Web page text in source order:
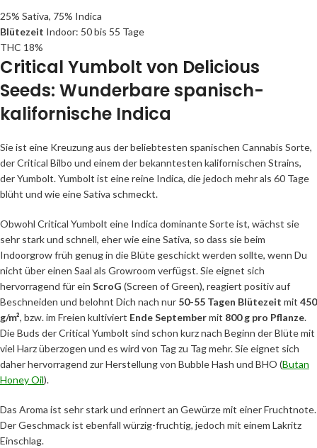
25% Sativa, 75% Indica
Blütezeit Indoor: 50 bis 55 Tage
THC 18%
Critical Yumbolt von Delicious
Seeds: Wunderbare spanisch-
kalifornische Indica
Sie ist eine Kreuzung aus der beliebtesten spanischen Cannabis Sorte,
der Critical Bilbo und einem der bekanntesten kalifornischen Strains,
der Yumbolt. Yumbolt ist eine reine Indica, die jedoch mehr als 60 Tage
blüht und wie eine Sativa schmeckt.
Obwohl Critical Yumbolt eine Indica dominante Sorte ist, wächst sie
sehr stark und schnell, eher wie eine Sativa, so dass sie beim
Indoorgrow früh genug in die Blüte geschickt werden sollte, wenn Du
nicht über einen Saal als Growroom verfügst. Sie eignet sich
hervorragend für ein ScroG (Screen of Green), reagiert positiv auf
Beschneiden und belohnt Dich nach nur 50-55 Tagen Blütezeit mit 450
g/m², bzw. im Freien kultiviert Ende Septembermit 800 g pro Pflanze.
Die Buds der Critical Yumbolt sind schon kurz nach Beginn der Blüte mit
viel Harz überzogen und es wird von Tag zu Tag mehr. Sie eignet sich
daher hervorragend zur Herstellung von Bubble Hash und BHO (Butan
Honey Oil).
Das Aroma ist sehr stark und erinnert an Gewürze mit einer Fruchtnote.
Der Geschmack ist ebenfall würzig-fruchtig, jedoch mit einem Lakritz
Einschlag.